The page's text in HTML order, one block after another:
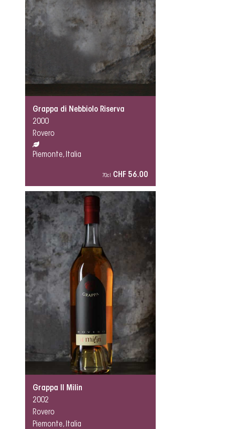
Grappa di Nebbiolo Riserva
2000
Rovero
Piemonte, Italia
70cl CHF 56.00
Grappa Il Milin
2002
Rovero
Piemonte, Italia